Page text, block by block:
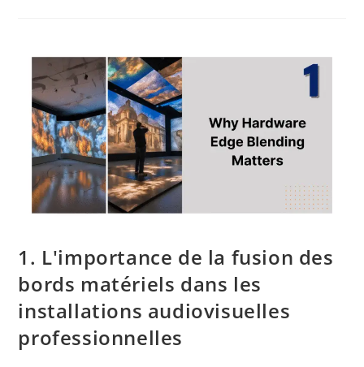
1. L'importance de la fusion des
bords matériels dans les
installations audiovisuelles
professionnelles